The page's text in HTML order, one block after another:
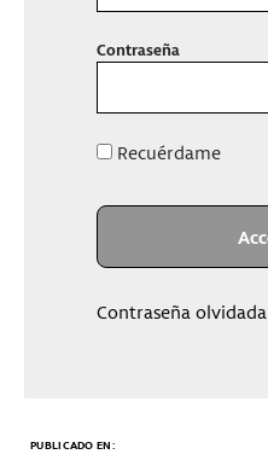
Contraseña
Recuérdame
Contraseña olvidada
PUBLICADO EN: